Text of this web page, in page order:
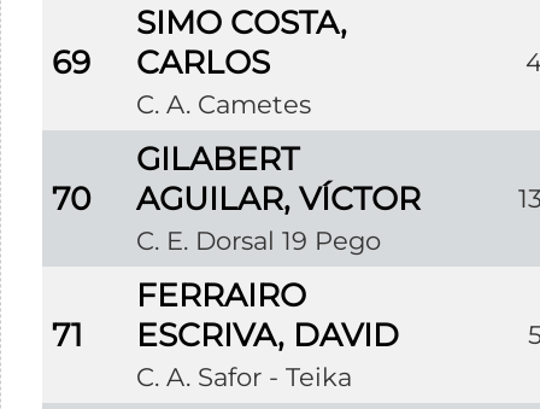
69
SIMO COSTA,
CARLOS
C. A. Cametes
70
GILABERT
AGUILAR, VÍCTOR
C. E. Dorsal 19 Pego
71
FERRAIRO
ESCRIVA, DAVID
C. A. Safor - Teika